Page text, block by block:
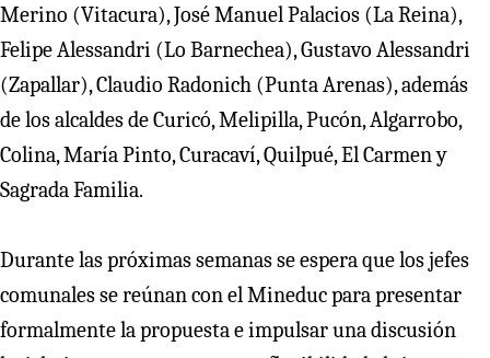
Merino (Vitacura), José Manuel Palacios (La Reina),
Felipe Alessandri (Lo Barnechea), Gustavo Alessandri
(Zapallar), Claudio Radonich (Punta Arenas), además
de los alcaldes de Curicó, Melipilla, Pucón, Algarrobo,
Colina, María Pinto, Curacaví, Quilpué, El Carmen y
Sagrada Familia.
Durante las próximas semanas se espera que los jefes
comunales se reúnan con el Mineduc para presentar
formalmente la propuesta e impulsar una discusión